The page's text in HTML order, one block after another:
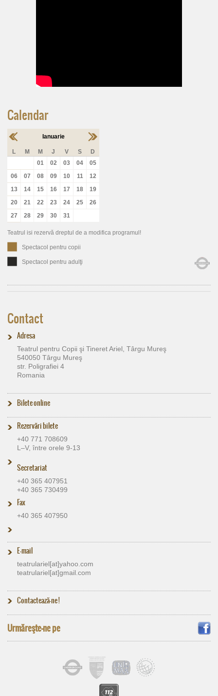
Calendar
Ianuarie
L M M J V S
D
01
02 03 04
05
06
07 08 09 10 11
12
13
14 15 16 17 18
19
20
21 22 23 24 25
26
27
28 29 30 31
Teatrul isi rezervă dreptul de a modifica programul!
Spectacol pentru copii
Spectacol pentru adulţi
Contact
Adresa
Teatrul pentru Copii şi Tineret Ariel, Târgu Mureş
540050 Târgu Mureş
str. Poligrafiei 4
Romania
Bilete online
Rezervări bilete
+40 771 708609
L–V, între orele 9-13
Secretariat
+40 365 407951
+40 365 730499
Fax
+40 365 407950
E-mail
teatrulariel[at]​yahoo.com
teatrulariel[at]​gmail.com
Contactează-ne !
Urmăreşte-ne pe